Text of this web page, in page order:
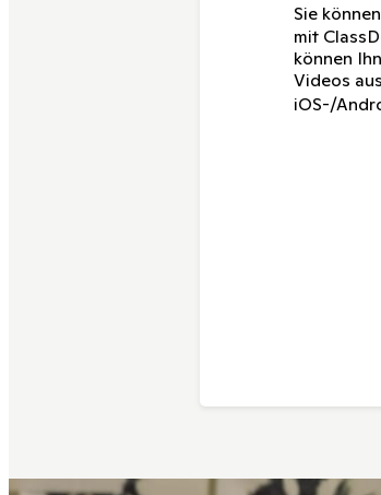
Sie
mit
können
Videos
iOS-/